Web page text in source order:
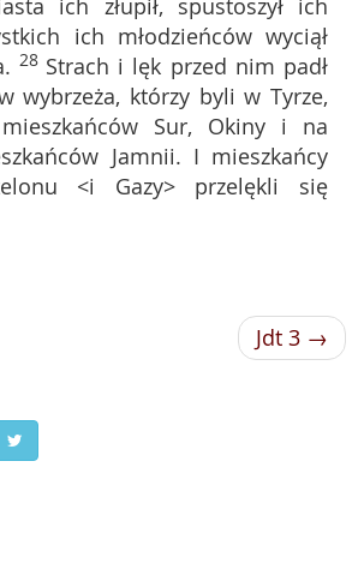
ich złupił, spustoszył ich
ich młodzieńców wyciął
28 Strach i lęk przed nim padł
wybrzeża, którzy byli w Tyrze,
Sur, Okiny i na
Jamnii. I mieszkańcy
<i Gazy> przelękli się
Jdt 3 →